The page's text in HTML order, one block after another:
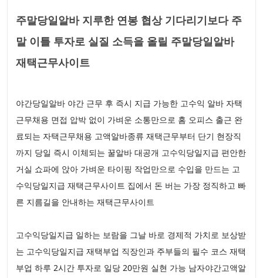
주말당일알바 지루한 연봉 협상 기다리기보다 주
말 이틀 투자로 실질 소득을 올릴 주말당일알바
재택근무사이트
야간당일알바 야간 근무 후 즉시 지급 가능한 고수익 알바 자택
근무채용 면접 압박 없이 가벼운 소통만으로 홈 오피스 출근 완
료되는 자택근무채용 고액알바종류 재택근무부터 단기 현장직
까지 당일 즉시 이체되는 꿀알바 대공개 고수익당일지급 편안한
거실 쇼파에 앉아 가벼운 타이핑 작업만으로 수입을 만드는 고
수익당일지급 재택근무사이트 집에서 돈 버는 가장 정직하고 빠
른 지름길을 안내하는 재택근무사이트
고수익당일지급 일하는 보람을 그날 바로 경제적 가치로 보상받
는 고수익당일지급 재택부업 직장인과 주부들의 필수 코스 재택
부업 하루 2시간 투자로 일당 20만원 실현 가능 남자야간고액알